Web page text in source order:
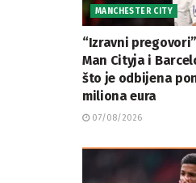
MANCHESTER CITY
“Izravni
Man Cityja i
što je odbijena
miliona eura
07/08/2026